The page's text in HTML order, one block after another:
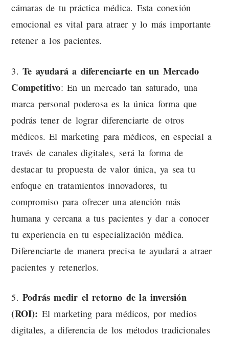
cámaras de tu práctica médica. Esta conexión
emocional es vital para atraer y lo más importante
retener a los pacientes.
3.Te ayudará a diferenciarte en un Mercado
Competitivo: En un mercado tan saturado, una
marca personal poderosa es la única forma que
podrás tener de lograr diferenciarte de otros
médicos. El marketing para médicos, en especial a
través de canales digitales, será la forma de
destacar tu propuesta de valor única, ya sea tu
enfoque en tratamientos innovadores, tu
compromiso para ofrecer una atención más
humana y cercana a tus pacientes y dar a conocer
tu experiencia en tu especialización médica.
Diferenciarte de manera precisa te ayudará a atraer
pacientes y retenerlos.
5.Podrás medir el retorno de la inversión
(ROI): El marketing para médicos, por medios
digitales, a diferencia de los métodos tradicionales